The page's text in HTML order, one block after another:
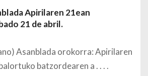
Apirilaren 21ean
21 de abril.
Asanblada orokorra: Apirilaren
batzordearen a